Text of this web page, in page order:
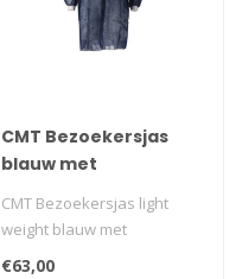
CMT Bezoekersjas
blauw met
drukknopen 100 stuks
CMT Bezoekersjas light
weight blauw met
drukknopen 100 stuks
€63,00